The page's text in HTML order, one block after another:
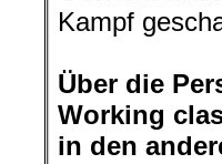
Kampf
Über die
Working
in den